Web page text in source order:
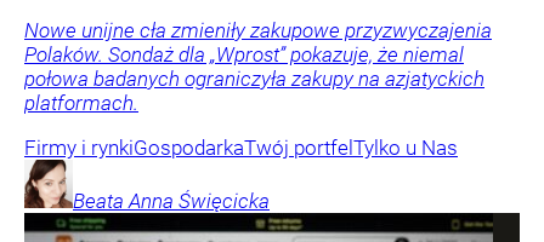
Nowe unijne cła zmieniły zakupowe przyzwyczajenia
Polaków. Sondaż dla „Wprost” pokazuje, że niemal
połowa badanych ograniczyła zakupy na azjatyckich
platformach.
Firmy i rynkiGospodarkaTwój portfel Tylko u Nas
Beata Anna Święcicka